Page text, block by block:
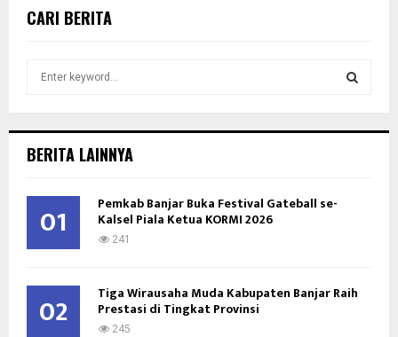
CARI BERITA
h
o
H
BERITA LAINNYA
01 Pemkab Banjar Buka Festival Gateball se-
Kalsel Piala Ketua KORMI 2026
241
02 Tiga Wirausaha Muda Kabupaten Banjar Raih
Prestasi di Tingkat Provinsi
245